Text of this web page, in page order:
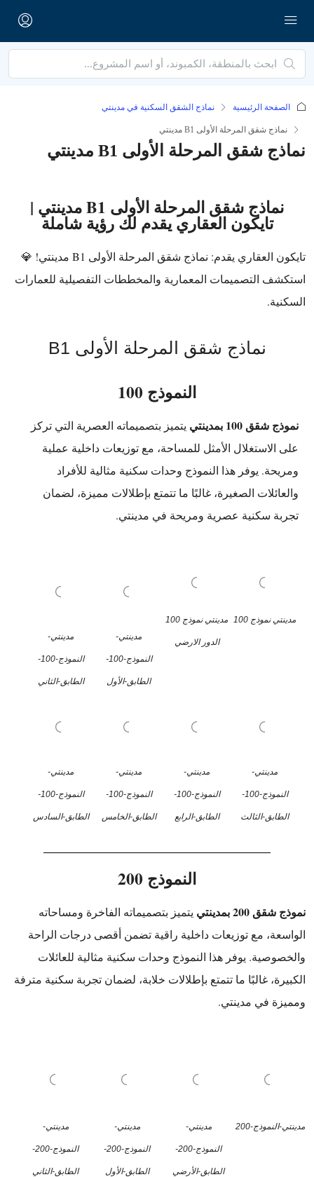
الصفحة الرئيسية نماذج الشقق السكنية في مدينتي
نماذج شقق المرحلة الأولى B1 مدينتي
نماذج شقق المرحلة الأولى B1 مدينتي
نماذج شقق المرحلة الأولى B1 مدينتي |
تايكون العقاري يقدم لك رؤية شاملة
تايكون العقاري يقدم: نماذج شقق المرحلة الأولى B1 مدينتي! 💎
استكشف التصميمات المعمارية والمخططات التفصيلية للعمارات
السكنية.
نماذج شقق المرحلة الأولى B1
النموذج 100
نموذج شقق 100 بمدينتي
يتميز بتصميماته العصرية التي تركز
على الاستغلال الأمثل للمساحة، مع توزيعات داخلية عملية
ومريحة. يوفر هذا النموذج وحدات سكنية مثالية للأفراد
والعائلات الصغيرة، غالبًا ما تتمتع بإطلالات مميزة، لضمان
تجربة سكنية عصرية ومريحة في مدينتي.
مدينتي نموذج 100 مدينتي نموذج 100
الدور الارضي
مدينتي-
النموذج-100-
الطابق-الأول
مدينتي-
النموذج-100-
الطابق-الثاني
مدينتي-
النموذج-100-
الطابق-الثالث
مدينتي-
النموذج-100-
الطابق-الرابع
مدينتي-
النموذج-100-
الطابق-الخامس
مدينتي-
النموذج-100-
الطابق-السادس
النموذج 200
نموذج شقق 200 بمدينتي
يتميز بتصميماته الفاخرة ومساحاته
الواسعة، مع توزيعات داخلية راقية تضمن أقصى درجات الراحة
والخصوصية. يوفر هذا النموذج وحدات سكنية مثالية للعائلات
الكبيرة، غالبًا ما تتمتع بإطلالات خلابة، لضمان تجربة سكنية مترفة
ومميزة في مدينتي.
مدينتي-النموذج-200 مدينتي-
النموذج-200-
الطابق-الأرضي
مدينتي-
النموذج-200-
الطابق-الأول
مدينتي-
النموذج-200-
الطابق-الثاني